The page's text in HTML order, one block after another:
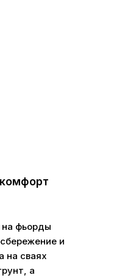
фьорды
и
на сваях
а